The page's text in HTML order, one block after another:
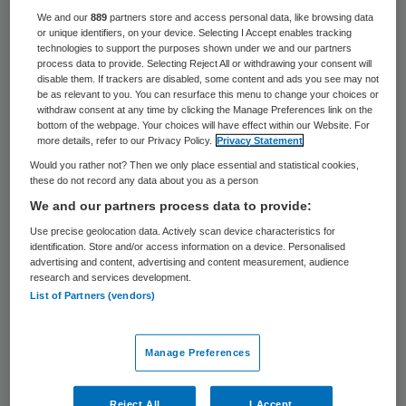
31 maart 2020
1301 keer gelezen
Zorgverzekeraars kunnen aanspraak maken
op een stroppenpot, mochten ze grote
financiële schade oplopen door de
coronacrisis. Dat meldt het AD op basis van
zorgverzekeraars CZ en Menzis.
De zorgverzekeraars hebben het moeilijk en
zien de winsten van de afgelopen jaren
verdampen. Als de kosten van de
verzekeraar enorm veel hoger worden dan
verwacht, dan kan er een lening worden
aangevraagd. Als een verzekeraar extra
We and our889 partners store and access personal data, like browsing data
or unique identifiers, on your device. Selecting I Accept enables tracking
technologies to support the purposes shown under we and our partners
process data to provide. Selecting Reject All or withdrawing your consent will
disable them. If trackers are disabled, some content and ads you see may not
be as relevant to you. You can resurface this menu to change your choices or
withdraw consent at any time by clicking the Manage Preferences link on the
bottom of the webpage. Your choices will have effect within our Website. For
more details, refer to our Privacy Policy.
Privacy Statement
Would you rather not? Then we only place essential and statistical cookies,
these do not record any data about you as a person
We and our partners process data to provide:
Use precise geolocation data. Actively scan device characteristics for
identification. Store and/or access information on a device. Personalised
advertising and content, advertising and content measurement, audience
research and services development.
List of Partners (vendors)
Manage Preferences
Reject All I Accept